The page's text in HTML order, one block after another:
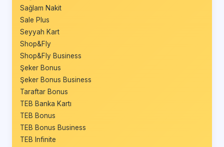
Sağlam Nakit
Sale Plus
Seyyah Kart
Shop&Fly
Shop&Fly Business
Şeker Bonus
Şeker Bonus Business
Taraftar Bonus
TEB Banka Kartı
TEB Bonus
TEB Bonus Business
TEB Infinite